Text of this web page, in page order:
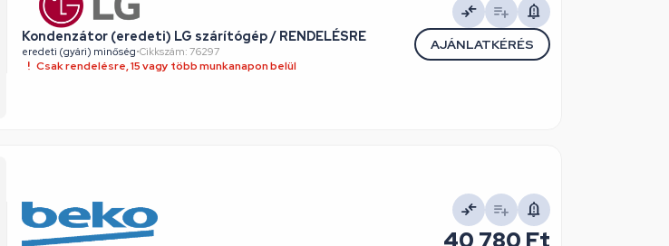
Kondenzátor (eredeti) LG szárítógép / RENDELÉSRE
eredeti (gyári) minőség•Cikkszám: 76297
Csak rendelésre, 15 vagy több munkanapon belül
AJÁNLATKÉRÉS
40 780 Ft